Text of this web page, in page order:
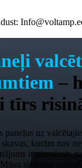
–
tīrs
paneļus uz
skavas, kurām nav
ir piemērots
sistēmas